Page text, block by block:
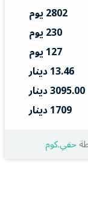
2802 يوم
230 يوم
127 يوم
13.46 دينار
3095.00 دينار
1709 دينار
حقي.كوم